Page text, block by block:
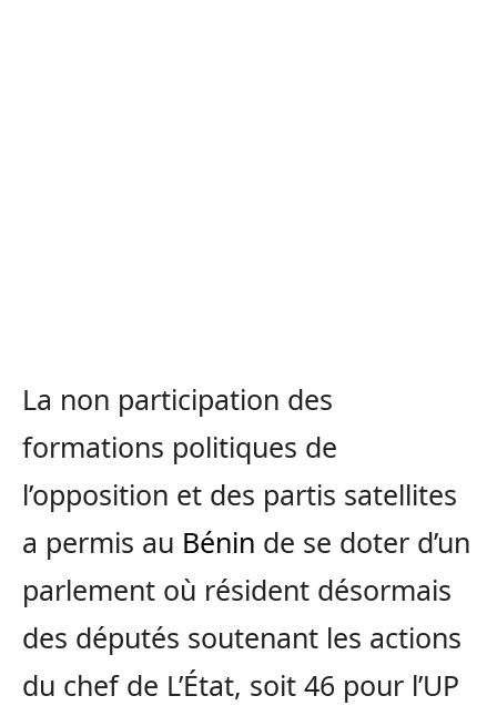
La non participation des
formations politiques de
l’opposition et des partis satellites
a permis au Bénin de se doter d’un
parlement où résident désormais
des députés soutenant les actions
du chef de L’État, soit 46 pour l’UP